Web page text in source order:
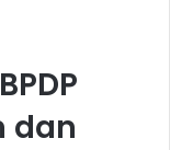
dan